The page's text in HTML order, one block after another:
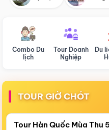
Combo Du
lịch
Tour Doanh
Nghiệp
Du
TOUR GIỜ CHÓT
Còn17 ngày 20:24:37
Tour Hàn Quốc Mùa